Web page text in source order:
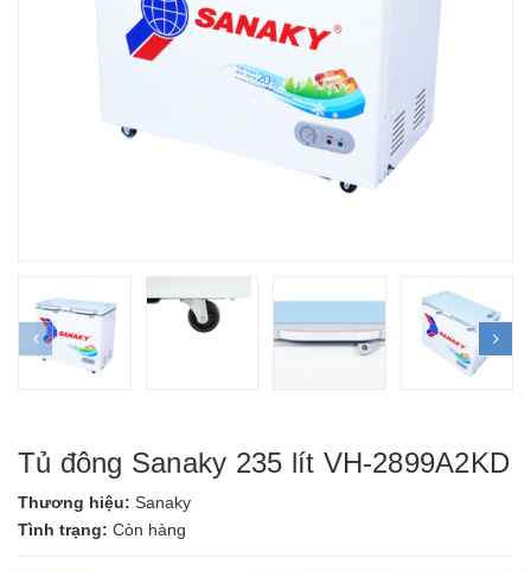
prev
Tủ đông Sanaky 235 lít VH-2899A2KD
Thương hiệu: Sanaky
Tình trạng: Còn hàng